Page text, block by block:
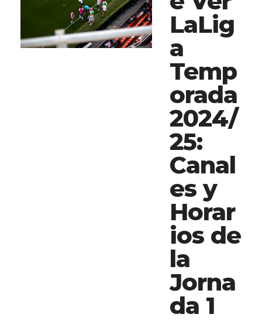
LaLig
a
Temp
orada
2024/
25:
Canal
es y
Horar
ios de
la
Jorna
da 1